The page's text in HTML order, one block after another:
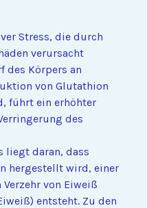
Stress, die durch
verursacht
des Körpers an
von Glutathion
führt ein erhöhter
des
liegt daran, dass
hergestellt wird, einer
von Eiweiß
entsteht. Zu den